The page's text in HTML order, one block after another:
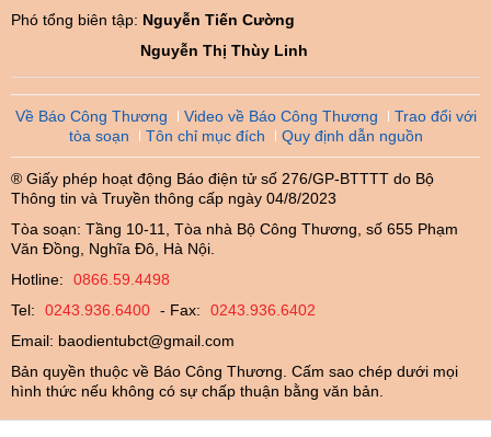
Phó tổng biên tập: Nguyễn Tiến Cường
Nguyễn Thị Thùy Linh
Về Báo Công Thương Video về Báo Công Thương
Trao đổi với
tòa soạn
Tôn chỉ mục đích Quy định dẫn nguồn
® Giấy phép hoạt động Báo điện tử số 276/GP-BTTTT do Bộ
Thông tin và Truyền thông cấp ngày 04/8/2023
Tòa soạn: Tầng 10-11, Tòa nhà Bộ Công Thương, số 655 Phạm
Văn Đồng, Nghĩa Đô, Hà Nội.
Hotline:
0866.59.4498
Tel:
0243.936.6400 - Fax:
0243.936.6402
Email: baodientubct@gmail.com
Bản quyền thuộc về Báo Công Thương. Cấm sao chép dưới mọi
hình thức nếu không có sự chấp thuận bằng văn bản.